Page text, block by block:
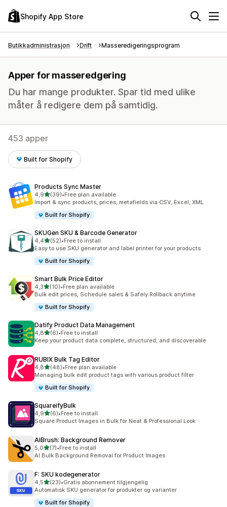
Shopify App Store
Butikkadministrasjon Drift Masseredigeringsprogram
Apper for masseredgering
Du har mange produkter. Spar tid med ulike
måter å redigere dem på samtidig.
453 apper
Built for Shopify
Products Sync Master
4,9av 5 stjerner
(39)
Totalt 39 omtaler
•Free plan available
Import & sync products, prices, metafields via CSV, Excel, XML
Built for Shopify
SKUGen SKU & Barcode Generator
4,4av 5 stjerner
(52)
Totalt 52 omtaler
•Free to install
Easy to use SKU generator and label printer for your products
Built for Shopify
Smart Bulk Price Editor
4,3av 5 stjerner
(10)
Totalt 10 omtaler
•Free plan available
Bulk edit prices, Schedule sales & Safely Rollback anytime
Built for Shopify
Datify Product Data Management
4,8av 5 stjerner
(6)
Totalt 6 omtaler
•Free to install
Keep your product data complete, structured, and discoverable
RUBIX Bulk Tag Editor
4,8av 5 stjerner
(48)
Totalt 48 omtaler
•Free plan available
Managing bulk edit product tags with various product filter
Built for Shopify
SquareifyBulk
4,9av 5 stjerner
(6)
Totalt 6 omtaler
•Free to install
Square Product Images in Bulk for Neat & Professional Look
AIBrush: Background Remover
5,0av 5 stjerner
(7)
Totalt 7 omtaler
•Free to install
AI Bulk Background Removal for Product Images
F: SKU kodegenerator
4,5av 5 stjerner
(23)
Totalt 23 omtaler
•Gratis abonnement tilgjengelig
Automatisk SKU generator for produkter og varianter
Built for Shopify